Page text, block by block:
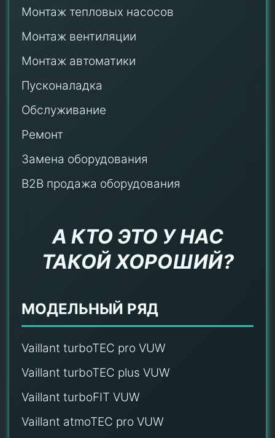
Монтаж тепловых насосов
Монтаж вентиляции
Монтаж автоматики
Пусконаладка
Обслуживание
Ремонт
Замена оборудования
B2B продажа оборудования
А КТО ЭТО У НАС
ТАКОЙ ХОРОШИЙ?
МОДЕЛЬНЫЙ РЯД
Vaillant turboTEC pro VUW
Vaillant turboTEC plus VUW
Vaillant turboFIT VUW
Vaillant atmoTEC pro VUW